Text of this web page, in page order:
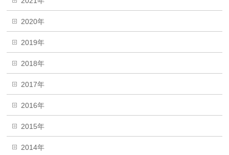
2020年
2019年
2018年
2017年
2016年
2015年
2014年